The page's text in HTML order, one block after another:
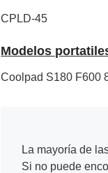
CPLD-45
Modelos
Coolpad S180 F600
La mayoría de
Si no puede